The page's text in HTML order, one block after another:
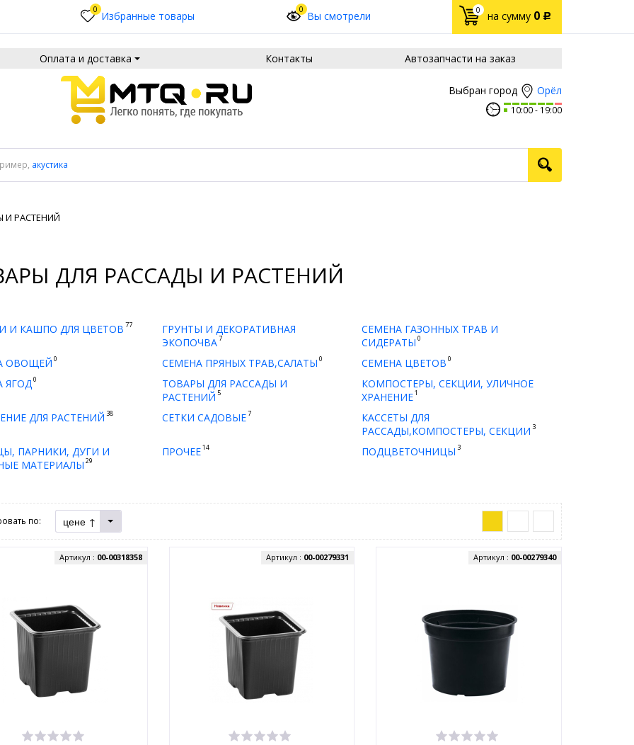
0 Избранные товары 0 Вы смотрели 0 на сумму 0 Р
Оплата и доставка Контакты Автозапчасти на заказ
Выбран город Орёл
10:00 19:00
акустика
И РАСТЕНИЙ
ДЛЯ РАССАДЫ И РАСТЕНИЙ
И КАШПО ДЛЯ ЦВЕТОВ 77
ГРУНТЫ И ДЕКОРАТИВНАЯ
ЭКОПОЧВА7
СЕМЕНА ГАЗОННЫХ ТРАВ И
СИДЕРАТЫ 0
ОВОЩЕЙ 0 СЕМЕНА ПРЯНЫХ ТРАВ,САЛАТЫ 0 СЕМЕНА ЦВЕТОВ 0
ЯГОД0
ТОВАРЫ ДЛЯ РАССАДЫ И
РАСТЕНИЙ 5
КОМПОСТЕРЫ, СЕКЦИИ, УЛИЧНОЕ
ХРАНЕНИЕ1
ДЛЯ РАСТЕНИЙ 38 СЕТКИ САДОВЫЕ7
КАССЕТЫ ДЛЯ
РАССАДЫ,КОМПОСТЕРЫ, СЕКЦИИ 3
ПАРНИКИ, ДУГИ И
МАТЕРИАЛЫ 29
ПРОЧЕЕ14 ПОДЦВЕТОЧНИЦЫ 3
по: цене ↑
Артикул : 00-00318358 Артикул : 00-00279331 Артикул : 00-00279340